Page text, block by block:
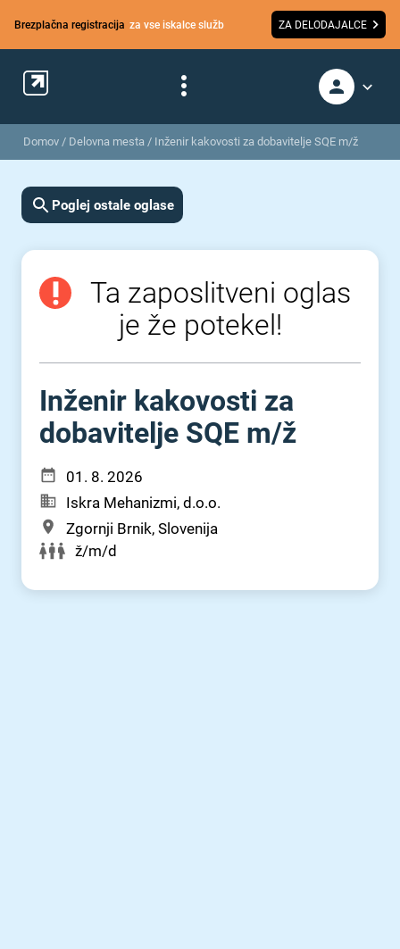
Brezplačna registracija za vse iskalce služb ZA DELODAJALCE
Domov / Delovna mesta / Inženir kakovosti za dobavitelje SQE m/ž
Poglej ostale oglase
Ta zaposlitveni oglas
je že potekel!
Inženir kakovosti za
dobavitelje SQE m⁠/⁠ž
01. 8. 2026
Iskra Mehanizmi, d.o.o.
Zgornji Brnik, Slovenija
ž/m/d